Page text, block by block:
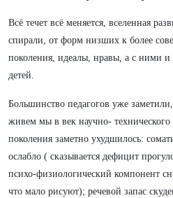
Всё течет всё меняется, вселенная
спирали, от форм низших к более
поколения, идеалы, нравы, а с ними и
детей.
Большинство педагогов уже
живем мы в век научно- технического
поколения заметно ухудшилось:
ослабло ( сказывается дефицит
психо-физиологический компонент
что мало рисуют); речевой запас